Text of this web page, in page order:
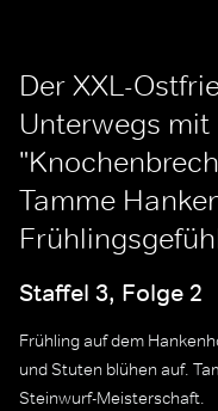
Der XXL-
Unterwegs mit
Tamme
Staffel 3, Folge 2
Frühling auf dem
und Stuten blühen auf.
Steinwurf-Meisterschaft.